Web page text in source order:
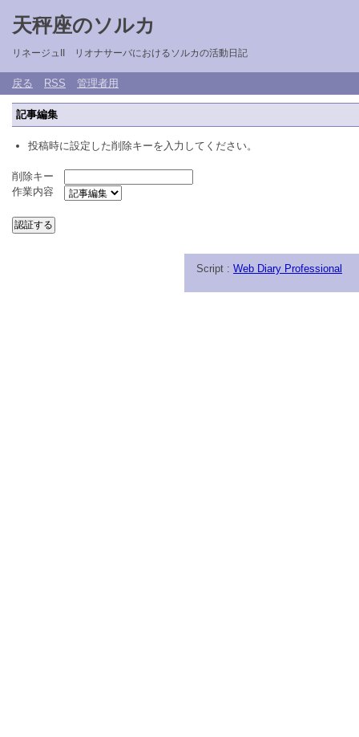
天秤座のソルカ
リネージュII リオナサーバにおけるソルカの活動日記
戻る RSS 管理者用
記事編集
投稿時に設定した削除キーを入力してください。
削除キー
作業内容
Script : Web Diary Professional